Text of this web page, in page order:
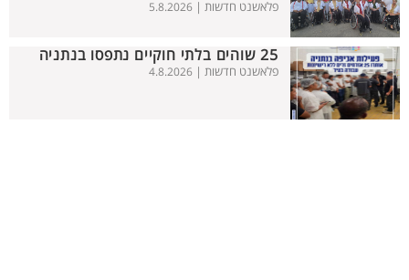
פלאשנט חדשות | 5.8.2026
25 שוהים בלתי חוקיים נתפסו בנתניה
פלאשנט חדשות | 4.8.2026